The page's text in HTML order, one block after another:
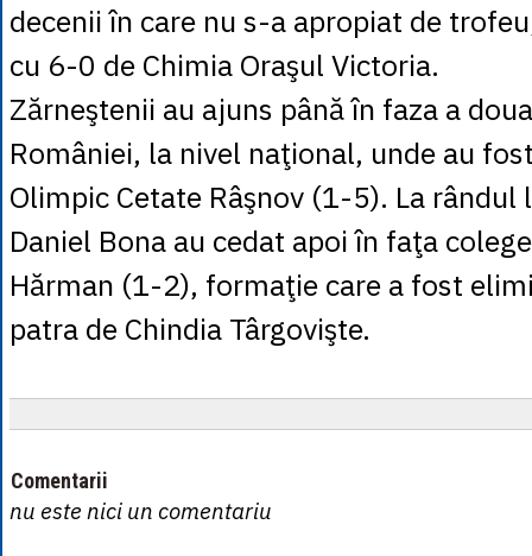
decenii în care nu s-a apropiat de
cu 6-0 de Chimia Oraşul Victoria.
Zărneştenii au ajuns până în faza a
României, la nivel naţional, unde au
Olimpic Cetate Râşnov (1-5). La rândul
Daniel Bona au cedat apoi în faţa
Hărman (1-2), formaţie care a fost
patra de Chindia Târgovişte.
Comentarii
nu este nici un comentariu